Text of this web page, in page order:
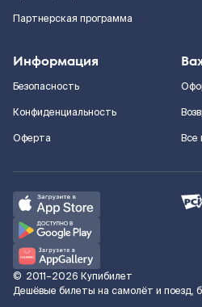
Партнерская программа
Информация
Безопасность
Конфиденциальность
Оферта
Все
© 2011–2026 Купибилет
Дешёвые билеты на самолёт и поезд,